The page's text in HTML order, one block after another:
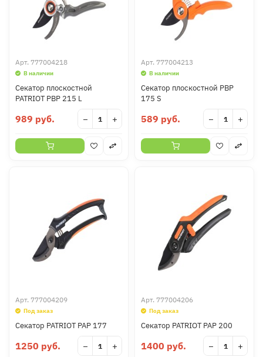
Арт. 777004218
В наличии
Секатор плоскостной
PATRIOT PBP 215 L
989 руб. − +
Арт. 777004213
В наличии
Секатор плоскостной PBP
175 S
589 руб. − +
Арт. 777004209
Под заказ
Секатор PATRIOT PAP 177
1250 руб. − +
Арт. 777004206
Под заказ
Секатор PATRIOT PAP 200
1400 руб. − +